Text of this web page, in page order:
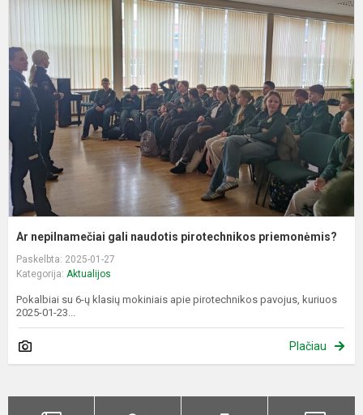
Ar nepilnamečiai gali naudotis pirotechnikos priemonėmis?
Paskelbta: 2025-01-27
Kategorija: Aktualijos
Pokalbiai su 6-ų klasių mokiniais apie pirotechnikos pavojus, kuriuos
2025-01-23...
Plačiau